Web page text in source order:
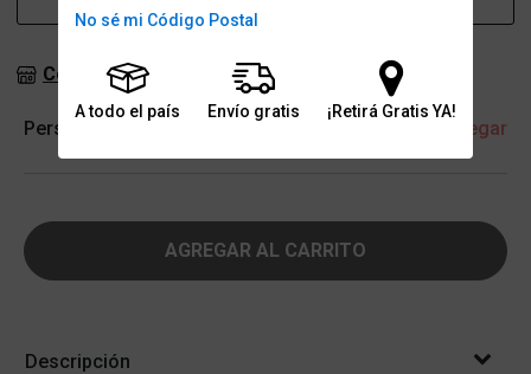
No sé mi Código Postal
A todo el país Envío gratis ¡Retirá Gratis YA!
Consultar stock en sucursales
Personalización + Agregar
AGREGAR AL CARRITO
Descripción